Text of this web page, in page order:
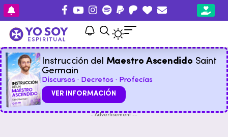
Instrucción del Maestro Ascendido Saint
Germain
Discursos · Decretos · Profecías
VER INFORMACIÓN
- Advertisement --